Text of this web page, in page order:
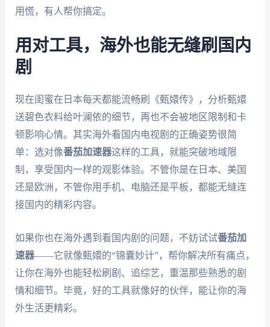
用慌，有人帮你搞定。
用对工具，海外也能无缝刷国内
剧
现在闺蜜在日本每天都能流畅刷《甄嬛传》，分析甄嬛
送碧色衣料给叶澜依的细节，再也不会被地区限制和卡
顿影响心情。其实海外看国内电视剧的正确姿势很简
单：选对像番茄加速器这样的工具，就能突破地域限
制，享受国内一样的观影体验。不管你是在日本、美国
还是欧洲，不管你用手机、电脑还是平板，都能无缝连
接国内的精彩内容。
如果你也在海外遇到看国内剧的问题，不妨试试番茄加
速器——它就像甄嬛的“锦囊妙计”，帮你解决所有痛点，
让你在海外也能轻松刷剧、追综艺，重温那些熟悉的剧
情和细节。毕竟，好的工具就像好的伙伴，能让你的海
外生活更精彩。